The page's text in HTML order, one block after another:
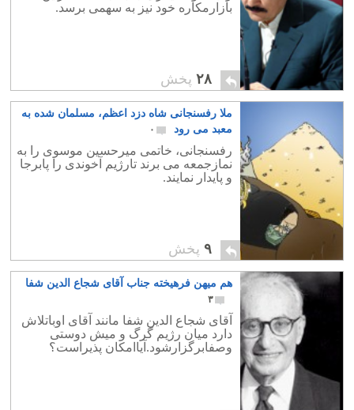
بازارمکاره خود نیز به سهمی برسد.
۲۸ پخش
ملا رفسنجانی شاه دزد اعظم، مسلمان شده به
معبد می رود
۰
رفسنجانی، خاتمی میرحسین موسوی را به
نمازجمعه می برند تارژیم آخوندی را پابرجا
و پایدار نمایند.
۹ پخش
هم میهن فرهیخته جناب آقای شجاع الدین شفا
۳
آقای شجاع الدین شفا مانند آقای اوباتلاش
دارد میان رژیم گرگ و میش دوستی
وصفابرگزارشود.آیاامکان پذیراست؟